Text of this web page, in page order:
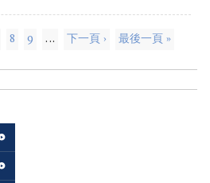
8 9 … 下一頁 › 最後一頁 »